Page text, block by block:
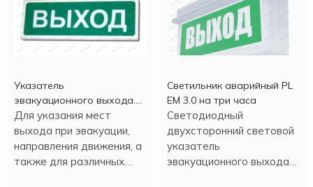
Указатель
эвакуационного выхода.
Выход
Для указания мест
выхода при эвакуации,
направления движения, а
также для различных
Светильник аварийный PL
EM 3.0 на три часа
Светодиодный
двухсторонний световой
указатель
эвакуационного выхода